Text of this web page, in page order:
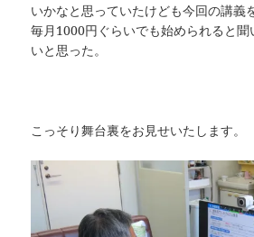
いかなと思っていたけども今回の講義
毎月1000円ぐらいでも始められると聞
いと思った。
こっそり舞台裏をお見せいたします。